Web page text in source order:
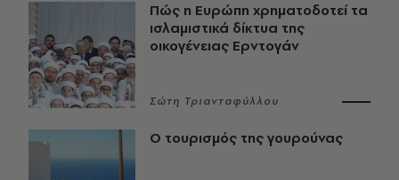
Πώς η Ευρώπη χρηματοδοτεί τα
ισλαμιστικά δίκτυα της
οικογένειας Ερντογάν
Σώτη Τριανταφύλλου
Ο τουρισμός της γουρούνας